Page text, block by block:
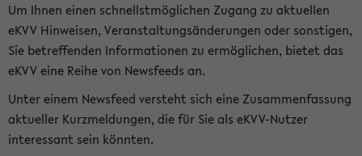
Um Ihnen einen schnellstmöglichen Zugang zu aktuellen
eKVV Hinweisen, Veranstaltungsänderungen oder sonstigen,
Sie betreffenden Informationen zu ermöglichen, bietet das
eKVV eine Reihe von Newsfeeds an.
Unter einem Newsfeed versteht sich eine Zusammenfassung
aktueller Kurzmeldungen, die für Sie als eKVV-Nutzer
interessant sein könnten.